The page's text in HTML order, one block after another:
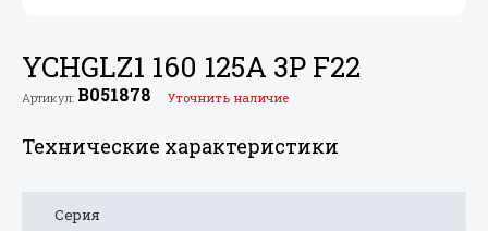
YCHGLZ1 160 125A 3P F22
Артикул: B051878 Уточнить наличие
Технические характеристики
Серия